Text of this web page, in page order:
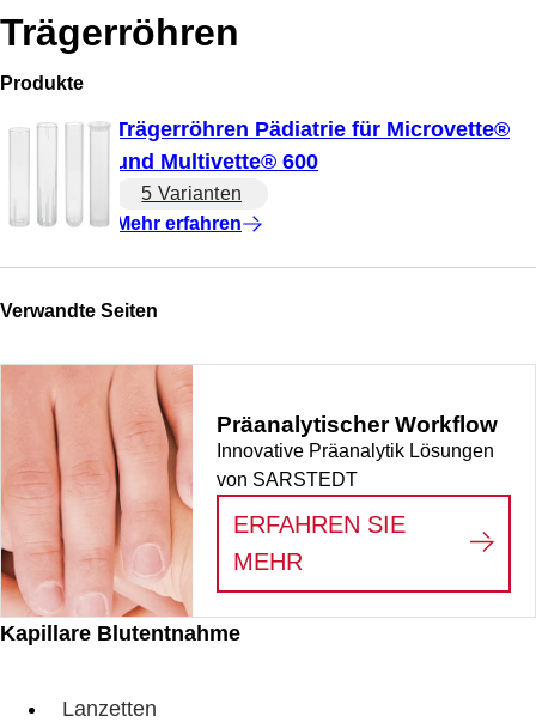
Trägerröhren
Kapillare Blutentnahme
Lanzetten
Produkte
Trägerröhren Pädiatrie für Microvette®
und Multivette® 600
5 Varianten
Mehr erfahren
Verwandte Seiten
Präanalytischer Workflow
Innovative Präanalytik Lösungen
von SARSTEDT
ERFAHREN SIE
MEHR